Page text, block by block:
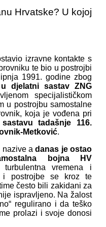
Hrvatske? U kojoj
izravne kontakte s
te bio u postrojbi
1991. godine zbog
djelatni sastav ZNG
specijalističkom
u postrojbu samostalne
koja je vođena pri
tadašnje 116.
Metković.
nazive adanas je ostao
bojna HV
vremena i
i postrojbe se kroz te
često bili zakidani za
ispravljeno. Na žalost
regulirano i da teško
prolazi i svoje donosi